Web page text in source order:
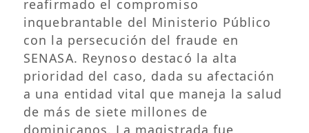
reafirmado el compromiso
inquebrantable del Ministerio Público
con la persecución del fraude en
SENASA. Reynoso destacó la alta
prioridad del caso, dada su afectación
a una entidad vital que maneja la salud
de más de siete millones de
dominicanos. La magistrada fue